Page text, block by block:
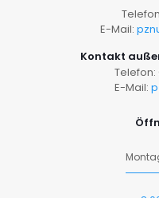
E-Mail:
Kontakt
Telefon:
E-Mail: